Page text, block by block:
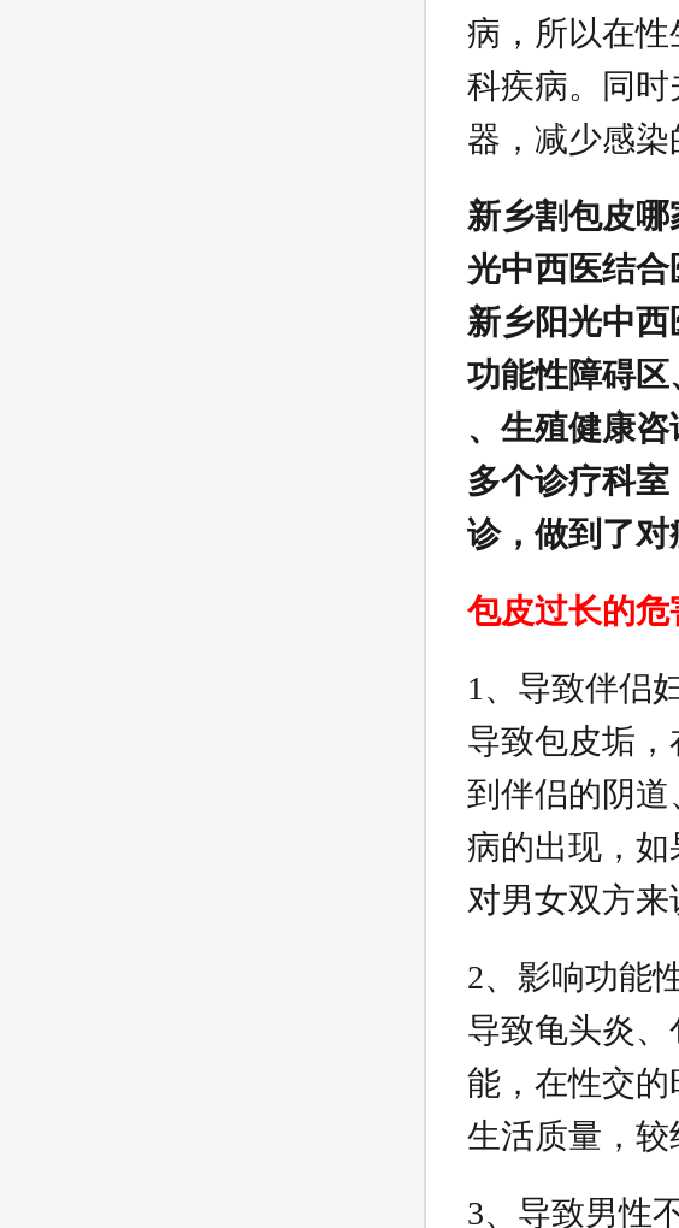
病，所以在
科疾病。同
器，减少感染
新乡割包皮
光中西医结合
新乡阳光中西
功能性障碍
、生殖健康
多个诊疗科
诊，做到了对
包皮过长的
1、导致伴侣
导致包皮垢
到伴侣的阴
病的出现，如
对男女双方来
2、影响功能
导致龟头炎
能，在性交
生活质量，较
3、导致男性